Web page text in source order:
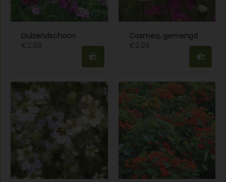
Duizendschoon
€2,99
Cosmea, gemengd
€2,99